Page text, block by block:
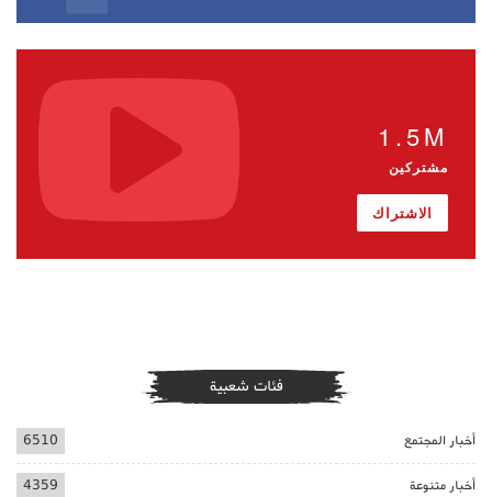
1.5M
مشتركين
الاشتراك
فئات شعبية
أخبار المجتمع 6510
أخبار متنوعة 4359